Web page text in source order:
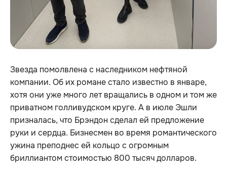
Звезда помолвлена с наследником нефтяной
компании. Об их романе стало известно в январе,
хотя они уже много лет вращались в одном и том же
приватном голливудском круге. А в июле Эшли
призналась, что Брэндон сделал ей предложение
руки и сердца. Бизнесмен во время романтического
ужина преподнес ей кольцо с огромным
бриллиантом стоимостью 800 тысяч долларов.